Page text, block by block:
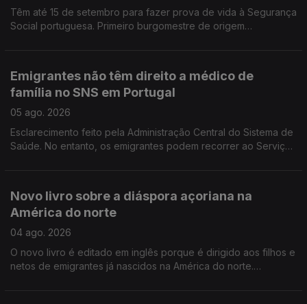
Têm até 15 de setembro para fazer prova de vida à Segurança
Social portuguesa. Primeiro burgomestre de origem
Emigrantes não têm direito a médico de
família no SNS em Portugal
05 ago. 2026
Esclarecimento feito pela Administração Central do Sistema de
Saúde. No entanto, os emigrantes podem recorrer ao Serviço
Novo livro sobre a diáspora açoriana na
América do norte
04 ago. 2026
O novo livro é editado em inglês porque é dirigido aos filhos e
netos de emigrantes já nascidos na América do norte.